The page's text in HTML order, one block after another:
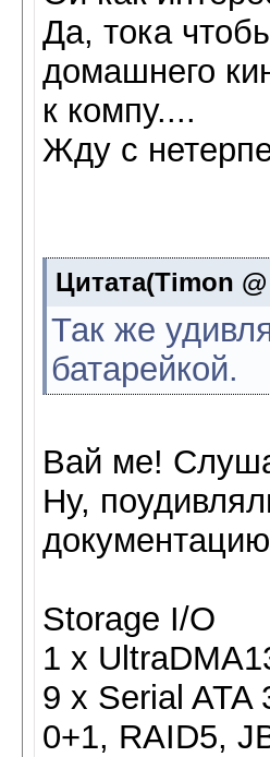
Да, тока
домашнего
к компу....
Жду с
Цитата(Timon
Так же
батарейкой.
Вай ме!
Ну,
Storage I/O
1 x
9 x Serial
0+1, RAID5,